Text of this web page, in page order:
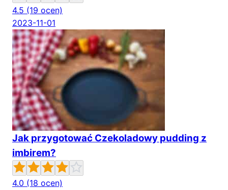
4.5 (19 ocen)
2023-11-01
Jak przygotować Czekoladowy pudding z
imbirem?
4.0 (18 ocen)